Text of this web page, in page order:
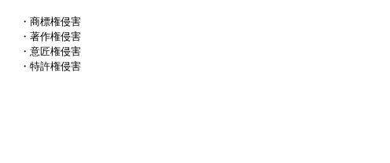
・商標権侵害
・著作権侵害
・意匠権侵害
・特許権侵害